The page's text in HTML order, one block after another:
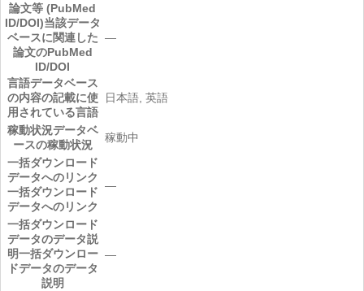
論文等 (PubMed
ID/DOI)当該データ
ベースに関連した
論文のPubMed
ID/DOI
―
言語データベース
の内容の記載に使
用されている言語
日本語, 英語
稼動状況データベ
ースの稼動状況
稼動中
一括ダウンロード
データへのリンク
一括ダウンロード
データへのリンク
―
一括ダウンロード
データのデータ説
明一括ダウンロー
ドデータのデータ
説明
―